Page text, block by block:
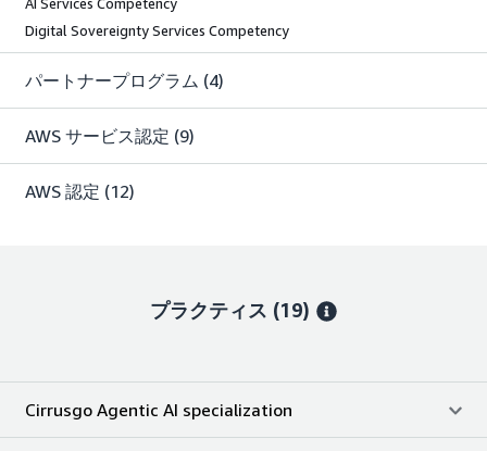
Digital Sovereignty Services Competency
パートナープログラム (4)
AWS サービス認定 (9)
AWS 認定 (12)
プラクティス (19)
Cirrusgo Agentic AI specialization